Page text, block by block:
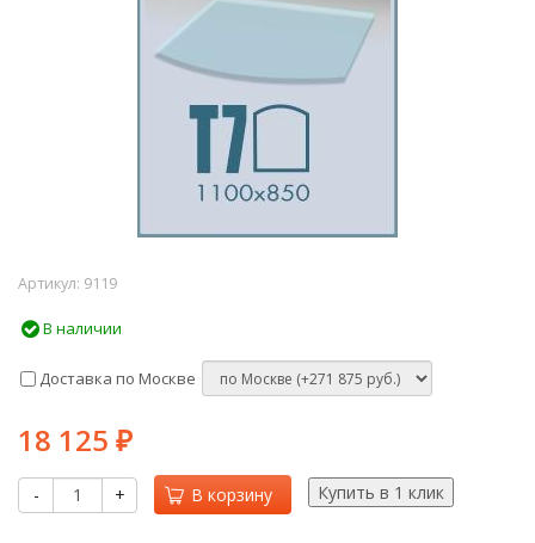
Артикул: 9119
В наличии
Доставка по Москве
18 125 ₽
- + В корзину